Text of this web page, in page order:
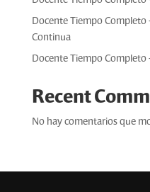
Docente Tiempo Completo
Continua
Docente Tiempo Completo
Recent
No hay comentarios que